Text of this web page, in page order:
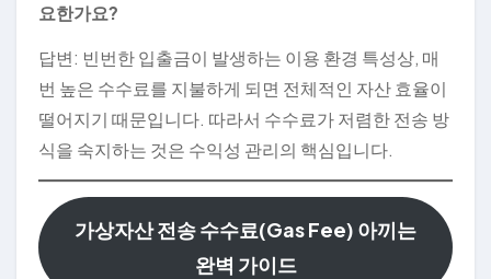
요한가요?
답변: 빈번한 입출금이 발생하는 이용 환경 특성상, 매
번 높은 수수료를 지불하게 되면 전체적인 자산 효율이
떨어지기 때문입니다. 따라서 수수료가 저렴한 전송 방
식을 숙지하는 것은 수익성 관리의 핵심입니다.
가상자산 전송 수수료(Gas Fee) 아끼는
완벽 가이드